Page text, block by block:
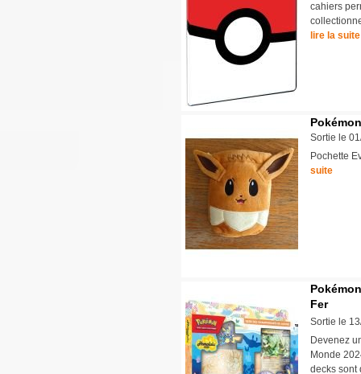
cahiers
lire la suite
Sortie le
Pochette
suite
Fer
Sortie le
Devenez
Monde
decks sont